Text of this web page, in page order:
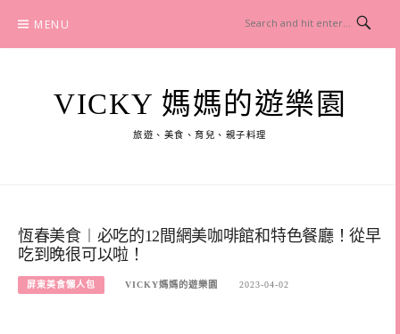
content
MENU
VICKY 媽媽的遊樂園
旅遊、美食、育兒、親子料理
恆春美食︱必吃的12間網美咖啡館和特色餐廳！從早
吃到晚很可以啦！
屏東美食懶人包 VICKY媽媽的遊樂園 2023-04-02